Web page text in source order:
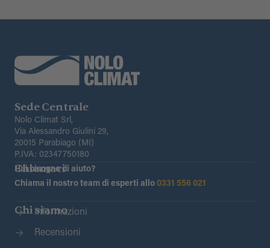
Sede Centrale
Nolo Climat Srl,
Via Alessandro Giulini 29,
20015 Parabiago (MI)
P.IVA: 02347750180
Chiamaci
Hai bisogno di aiuto?
Chiama il nostro team di esperti allo 0331 556 021
Chi siamo
Informazioni
Recensioni